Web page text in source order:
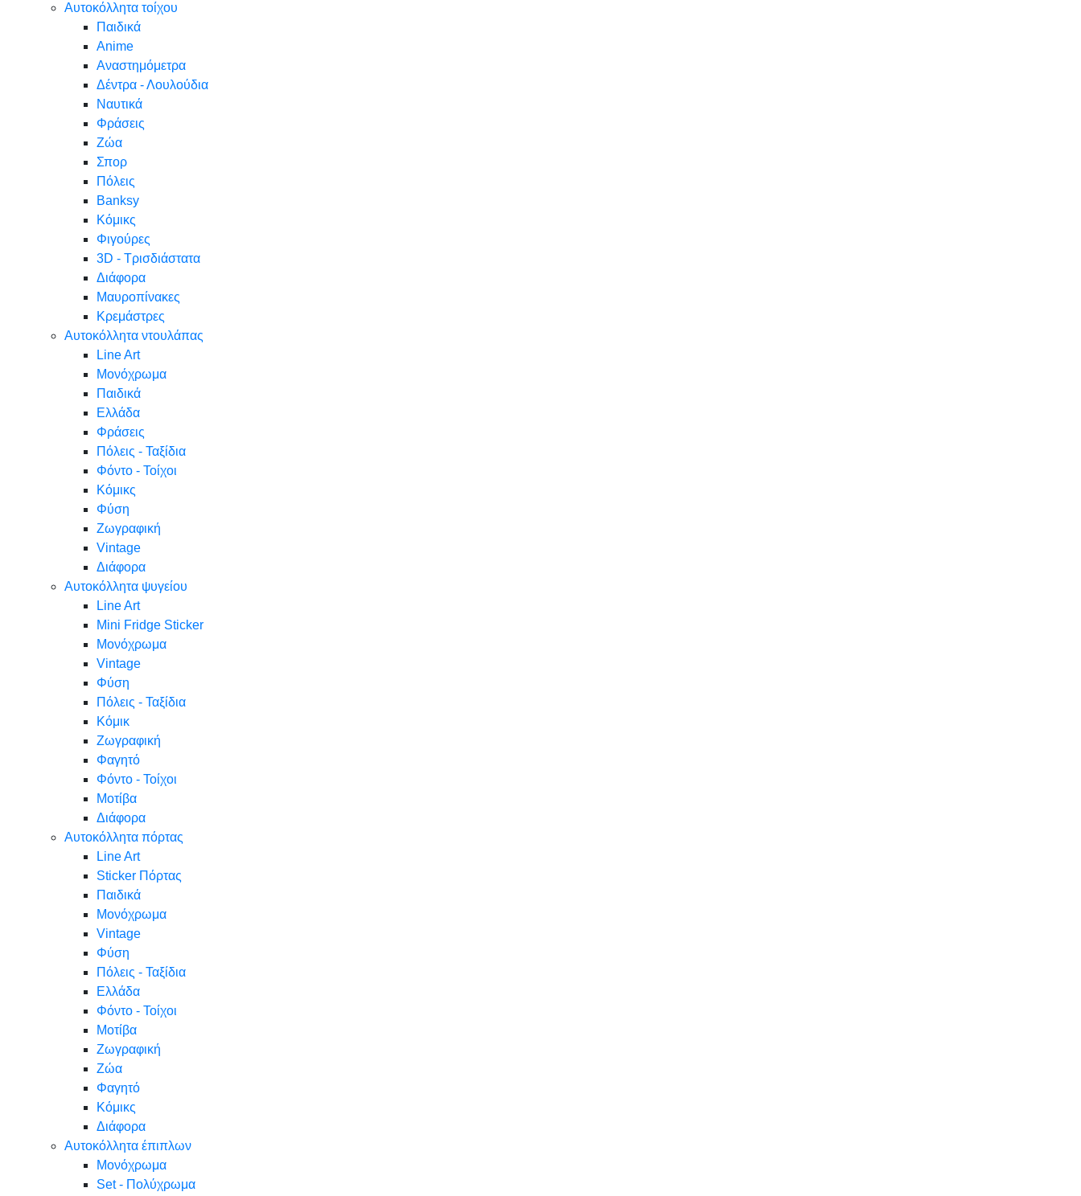
Αυτοκόλλητα τοίχου
Παιδικά
Anime
Αναστημόμετρα
Δέντρα - Λουλούδια
Ναυτικά
Φράσεις
Ζώα
Σπορ
Πόλεις
Banksy
Κόμικς
Φιγούρες
3D - Τρισδιάστατα
Διάφορα
Μαυροπίνακες
Κρεμάστρες
Αυτοκόλλητα ντουλάπας
Line Art
Μονόχρωμα
Παιδικά
Ελλάδα
Φράσεις
Πόλεις - Ταξίδια
Φόντο - Τοίχοι
Κόμικς
Φύση
Ζωγραφική
Vintage
Διάφορα
Αυτοκόλλητα ψυγείου
Line Art
Mini Fridge Sticker
Μονόχρωμα
Vintage
Φύση
Πόλεις - Ταξίδια
Κόμικ
Ζωγραφική
Φαγητό
Φόντο - Τοίχοι
Μοτίβα
Διάφορα
Αυτοκόλλητα πόρτας
Line Art
Sticker Πόρτας
Παιδικά
Μονόχρωμα
Vintage
Φύση
Πόλεις - Ταξίδια
Ελλάδα
Φόντο - Τοίχοι
Μοτίβα
Ζωγραφική
Ζώα
Φαγητό
Κόμικς
Διάφορα
Αυτοκόλλητα έπιπλων
Μονόχρωμα
Set - Πολύχρωμα